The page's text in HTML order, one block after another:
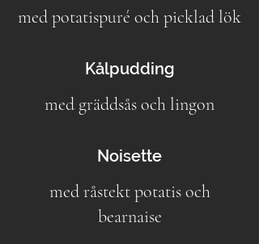
med potatispuré och picklad lök
Kålpudding
med gräddsås och lingon
Noisette
med råstekt potatis och
bearnaise